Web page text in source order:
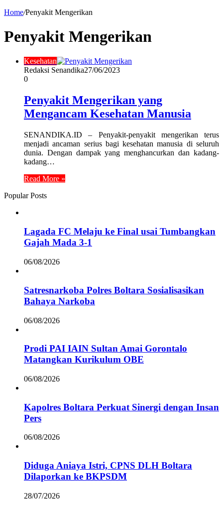
Home/Penyakit Mengerikan
Penyakit Mengerikan
Kesehatan
Redaksi Senandika27/06/2023
0
Penyakit Mengerikan yang
Mengancam Kesehatan Manusia
SENANDIKA.ID – Penyakit-penyakit mengerikan terus
menjadi ancaman serius bagi kesehatan manusia di seluruh
dunia. Dengan dampak yang menghancurkan dan kadang-
kadang…
Read More »
Popular Posts
Lagada FC Melaju ke Final usai Tumbangkan
Gajah Mada 3-1
06/08/2026
Satresnarkoba Polres Boltara Sosialisasikan
Bahaya Narkoba
06/08/2026
Prodi PAI IAIN Sultan Amai Gorontalo
Matangkan Kurikulum OBE
06/08/2026
Kapolres Boltara Perkuat Sinergi dengan Insan
Pers
06/08/2026
Diduga Aniaya Istri, CPNS DLH Boltara
Dilaporkan ke BKPSDM
28/07/2026